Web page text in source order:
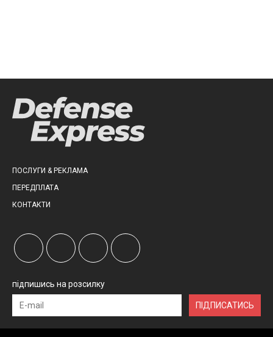
ПОСЛУГИ & РЕКЛАМА
ПЕРЕДПЛАТА
КОНТАКТИ
підпишись на розсилку
ПІДПИСАТИСЬ